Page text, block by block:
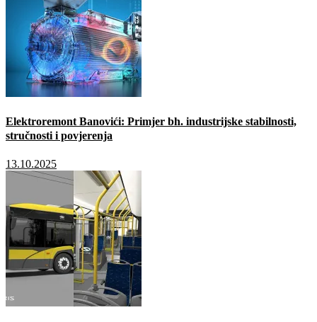
Elektroremont Banovići: Primjer bh. industrijske stabilnosti,
stručnosti i povjerenja
13.10.2025